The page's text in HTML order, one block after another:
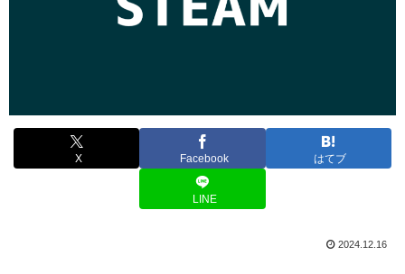
X Facebook はてブ
LINE
2024.12.16